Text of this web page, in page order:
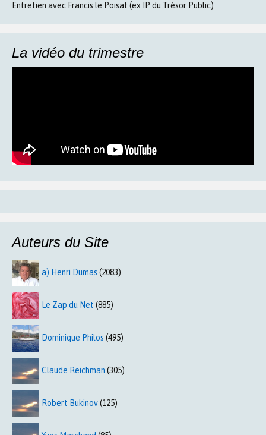
Entretien avec Francis le Poisat (ex IP du Trésor Public)
La vidéo du trimestre
Auteurs du Site
a) Henri Dumas (2083)
Le Zap du Net (885)
Dominique Philos (495)
Claude Reichman (305)
Robert Bukinov(125)